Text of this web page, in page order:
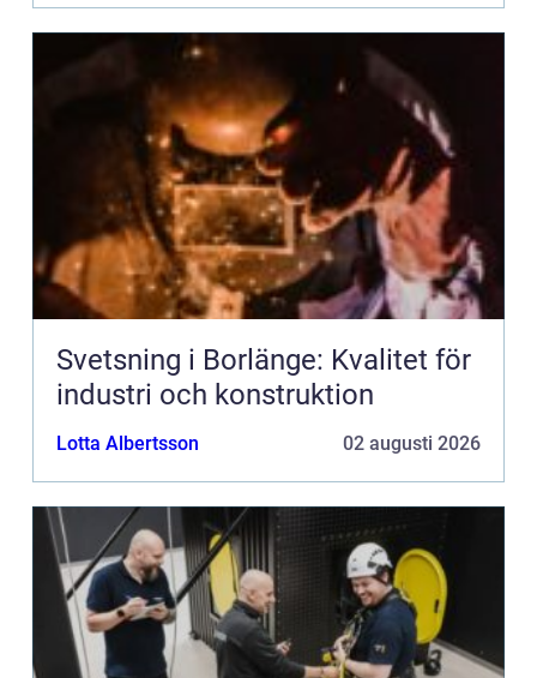
Svetsning i Borlänge: Kvalitet för
industri och konstruktion
Lotta Albertsson 02 augusti 2026